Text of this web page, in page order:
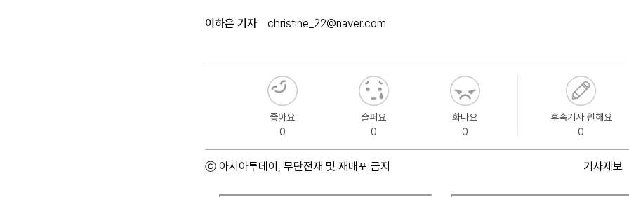
이하은 기자 christine_22@naver.com
좋아요
0
슬퍼요
0
화나요
0
후속기사 원해요
0
ⓒ 아시아투데이, 무단전재 및 재배포 금지 기사제보